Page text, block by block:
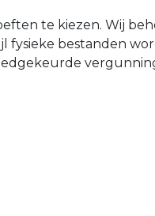
te kiezen. Wij
bestanden